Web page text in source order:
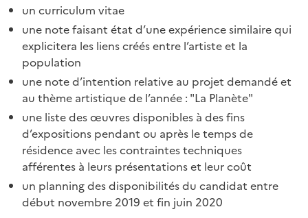
un curriculum vitae
une note faisant état d’une expérience similaire qui
explicitera les liens créés entre l’artiste et la
population
une note d’intention relative au projet demandé et
au thème artistique de l’année : "La Planète"
une liste des œuvres disponibles à des fins
d’expositions pendant ou après le temps de
résidence avec les contraintes techniques
afférentes à leurs présentations et leur coût
un planning des disponibilités du candidat entre
début novembre 2019 et fin juin 2020